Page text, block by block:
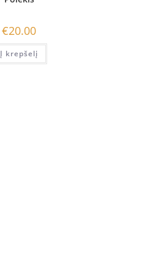
€20.00
Į krepšelį